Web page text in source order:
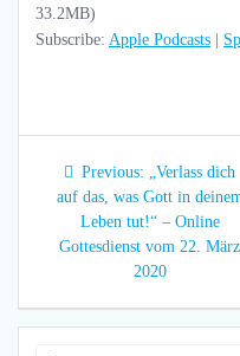
33.2MB)
Subscribe: Apple Podcasts
Previous:
Previous
post:
„Verlass dich
auf das, was Gott in
Leben tut!“ – Online
Gottesdienst vom 22. März
2020